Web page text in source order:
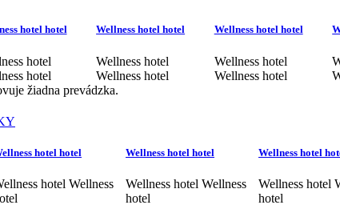
hotel hotel
hotel
hotel
Wellness hotel hotel
Wellness hotel
Wellness hotel
Wellness hotel hotel
Wellness hotel
Wellness hotel
žiadna prevádzka.
hotel hotel
hotel Wellness
Wellness hotel hotel
Wellness hotel Wellness
hotel
Wellness hotel
Wellness hotel
hotel